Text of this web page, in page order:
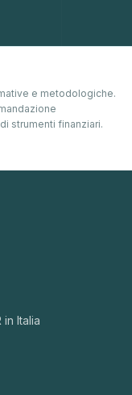
e metodologiche.
strumenti finanziari.
Italia